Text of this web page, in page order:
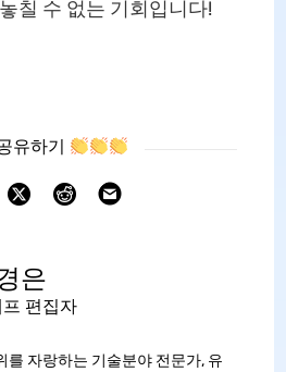
칠 수 없는 기회입니다!
유하기
은
편집자
를 자랑하는 기술분야 전문가, 유